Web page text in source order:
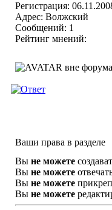
Регистрация:
Адрес: Волжский
Сообщений: 1
Рейтинг мнений:
Ваши права в разделе
Вы не можете
Вы не можете
Вы не можете
Вы не можете